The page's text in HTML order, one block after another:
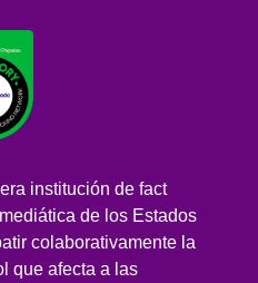
institución de fact
de los Estados
colaborativamente la
que afecta a las